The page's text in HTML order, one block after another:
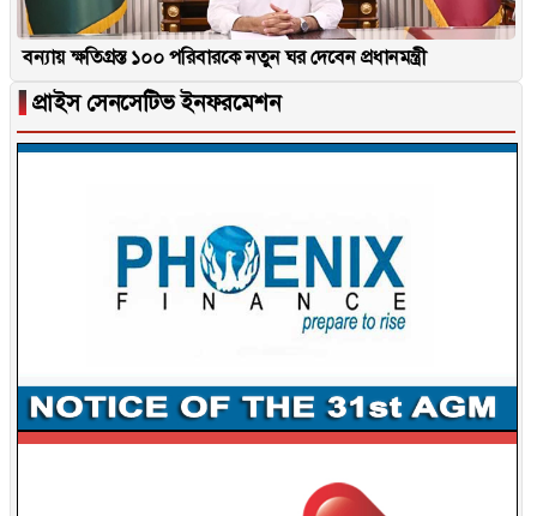
বন্যায় ক্ষতিগ্রস্ত ১০০ পরিবারকে নতুন ঘর দেবেন প্রধানমন্ত্রী
▐ প্রাইস সেনসেটিভ ইনফরমেশন